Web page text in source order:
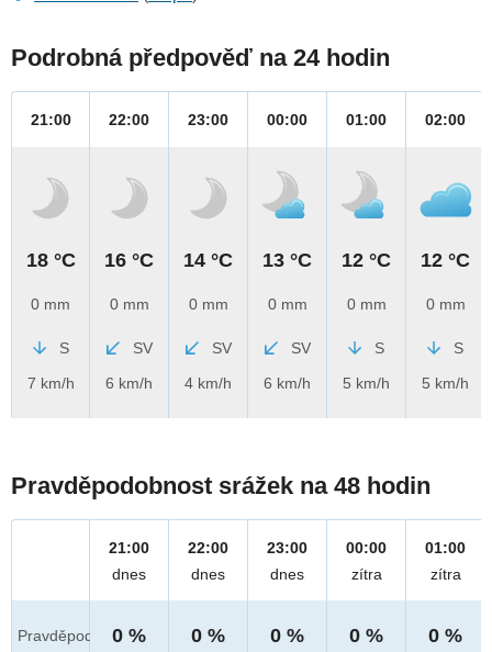
Podrobná předpověď na 24 hodin
21:00
18 °C
0 mm
S
7 km/h
22:00
16 °C
0 mm
SV
6 km/h
23:00
14 °C
0 mm
SV
4 km/h
00:00
13 °C
0 mm
SV
6 km/h
01:00
12 °C
0 mm
S
5 km/h
02:00
12 °C
0 mm
S
5 km/h
Pravděpodobnost srážek na 48 hodin
Pravděpod.
21:00
dnes
0 %
22:00
dnes
0 %
23:00
dnes
0 %
00:00
zítra
0 %
01:00
zítra
0 %